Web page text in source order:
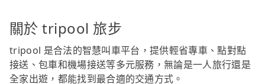
關於 tripool 旅步
tripool 是合法的智慧叫車平台，提供輕省專車、點對點
接送、包車和機場接送等多元服務，無論是一人旅行還是
全家出遊，都能找到最合適的交通方式。